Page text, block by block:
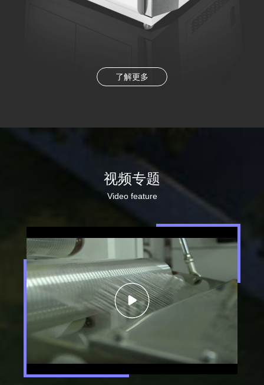
了解更多
视频专题
Video feature